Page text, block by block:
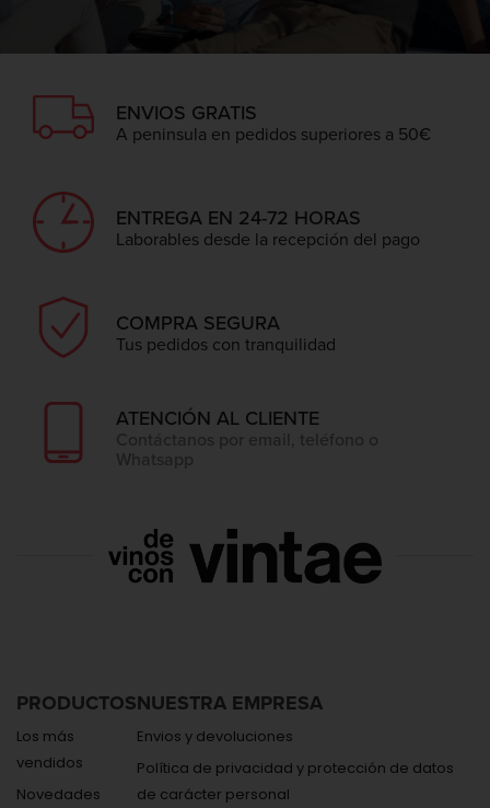
ENVIOS GRATIS
A peninsula en pedidos superiores a 50€
ENTREGA EN 24-72 HORAS
Laborables desde la recepción del pago
COMPRA SEGURA
Tus pedidos con tranquilidad
ATENCIÓN AL CLIENTE
Contáctanos por email, teléfono o
Whatsapp
PRODUCTOS
Los más
vendidos
Novedades
NUESTRA EMPRESA
Envios y devoluciones
Política de privacidad y protección de datos
de carácter personal